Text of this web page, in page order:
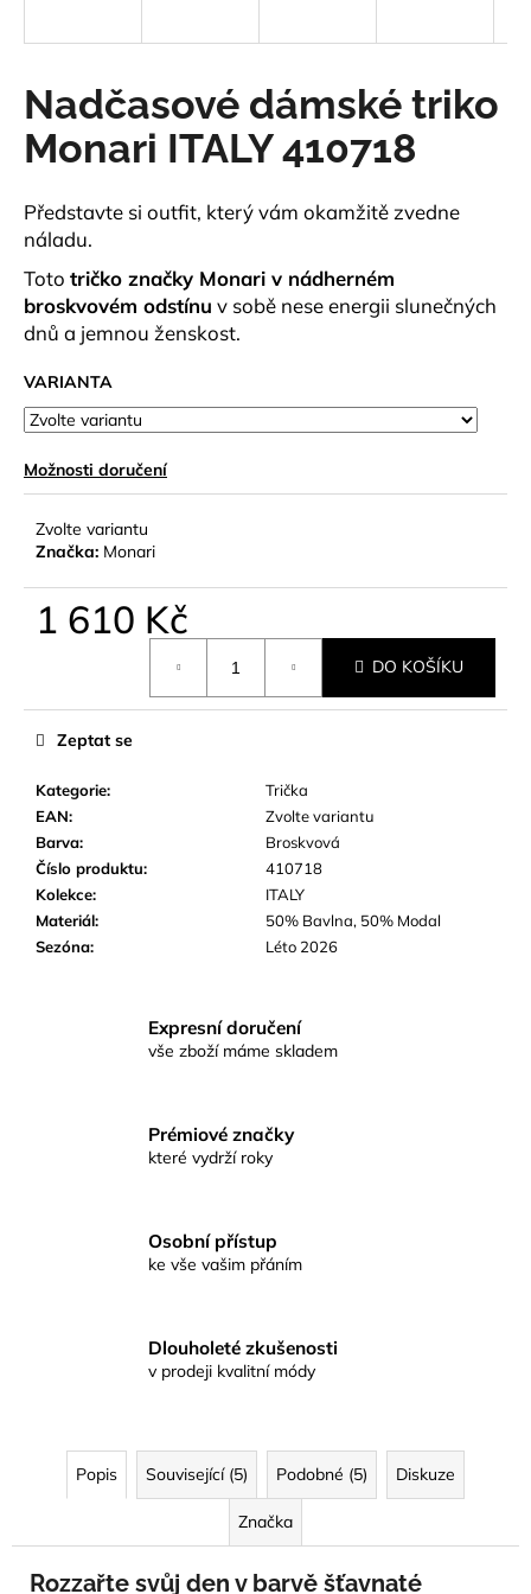
Nadčasové dámské triko
Monari ITALY 410718
Představte si outfit, který vám okamžitě zvedne
náladu.
Toto tričko značky Monari v nádherném
broskvovém odstínu v sobě nese energii slunečných
dnů a jemnou ženskost.
VARIANTA
Možnosti doručení
Zvolte variantu
Značka: Monari
1 610 Kč
DO KOŠÍKU
Kategorie:
Trička
EAN:
Zvolte variantu
Barva:
Broskvová
Číslo produktu:
410718
Kolekce:
ITALY
Materiál:
50% Bavlna, 50% Modal
Sezóna: Léto 2026
Zeptat se
Expresní doručení
vše zboží máme skladem
Prémiové značky
které vydrží roky
Osobní přístup
ke vše vašim přáním
Dlouholeté zkušenosti
v prodeji kvalitní módy
Popis Související (5) Podobné (5) Diskuze
Značka
Rozzařte svůj den v barvě šťavnaté
í
t
?
HLEDAT
D
o
p
o
r
č
u
j
m